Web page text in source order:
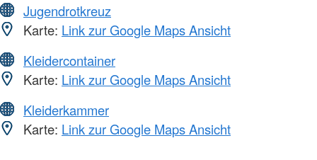
Jugendrotkreuz
Karte: Link zur Google Maps Ansicht
Kleidercontainer
Karte: Link zur Google Maps Ansicht
Kleiderkammer
Karte: Link zur Google Maps Ansicht